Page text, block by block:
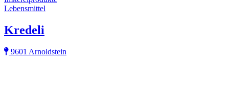
Lebensmittel
Kredeli
9601 Arnoldstein